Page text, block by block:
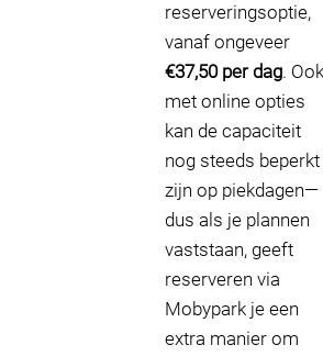
reserveringsoptie,
vanaf ongeveer
€37,50 per dag. Ook
met online opties
kan de capaciteit
nog steeds beperkt
zijn op piekdagen—
dus als je plannen
vaststaan, geeft
reserveren via
Mobypark je een
extra manier om